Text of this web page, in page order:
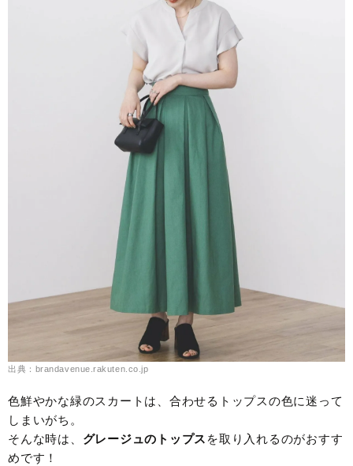
出典：brandavenue.rakuten.co.jp
色鮮やかな緑のスカートは、合わせるトップスの色に迷って
しまいがち。
そんな時は、 グレージュのトップス を取り入れるのがおすす
めです！